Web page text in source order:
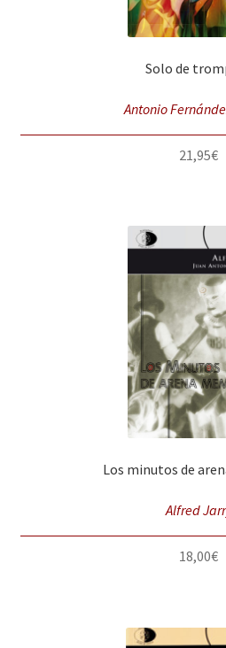
Solo de
Antonio
21,95€
Los minutos de
Alfred
18,00€